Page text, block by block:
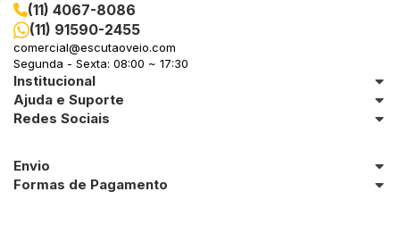
(11) 4067-8086
(11) 91590-2455
comercial@escutaoveio.com
Segunda - Sexta: 08:00 ~ 17:30
Institucional
Ajuda e Suporte
Redes Sociais
Envio
Formas de Pagamento